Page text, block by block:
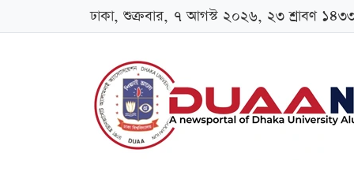
ঢাকা, শুক্রবার, ৭ আগস্ট ২০২৬, ২৩ শ্রাবণ